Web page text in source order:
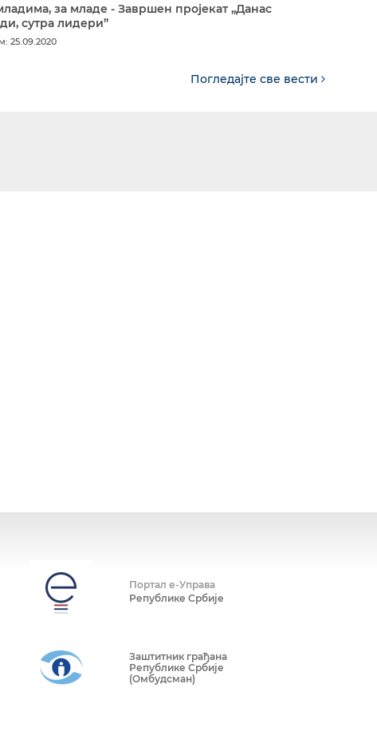
за младе - Завршен пројекат „Данас
сутра лидери”
25.09.2020
Погледајте све вести
Портал е-Управа
Републике Србије
Заштитник грађана
Републике Србије
(Омбудсман)